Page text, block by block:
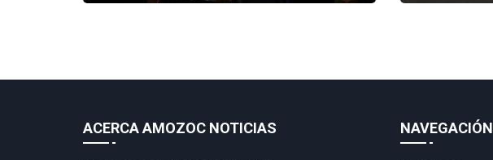
ACERCA AMOZOC NOTICIAS NAVEGACIÓN